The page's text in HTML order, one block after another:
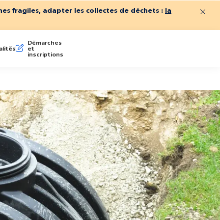
fragiles, adapter les collectes de déchets :
la
Démarches
et
inscriptions